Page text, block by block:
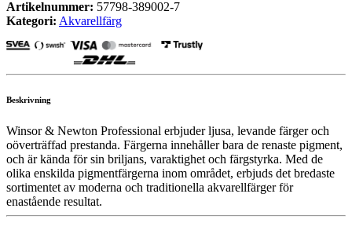
Artikelnummer: 57798-389002-7
Kategori: Akvarellfärg
Beskrivning
Winsor & Newton Professional erbjuder ljusa, levande färger och
oöverträffad prestanda. Färgerna innehåller bara de renaste pigment,
och är kända för sin briljans, varaktighet och färgstyrka. Med de
olika enskilda pigmentfärgerna inom området, erbjuds det bredaste
sortimentet av moderna och traditionella akvarellfärger för
enastående resultat.